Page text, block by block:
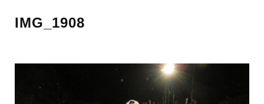
IMG_1908